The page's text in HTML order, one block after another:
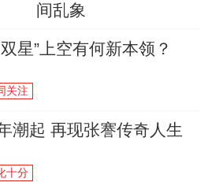
间乱象
星”上空有何新本领？
关注
潮起 再现张謇传奇人生
十分